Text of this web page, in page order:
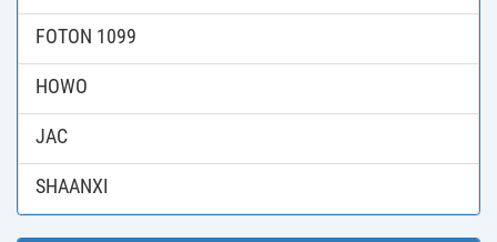
FOTON 1099
HOWO
JAC
SHAANXI